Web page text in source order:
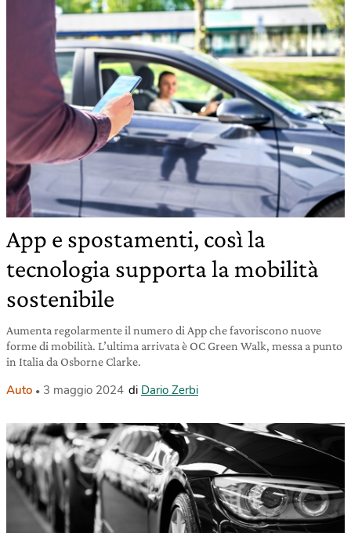
App e spostamenti, così la
tecnologia supporta la mobilità
sostenibile
Aumenta regolarmente il numero di App che favoriscono nuove
forme di mobilità. L’ultima arrivata è OC Green Walk, messa a punto
in Italia da Osborne Clarke.
Auto 3 maggio 2024 di Dario Zerbi